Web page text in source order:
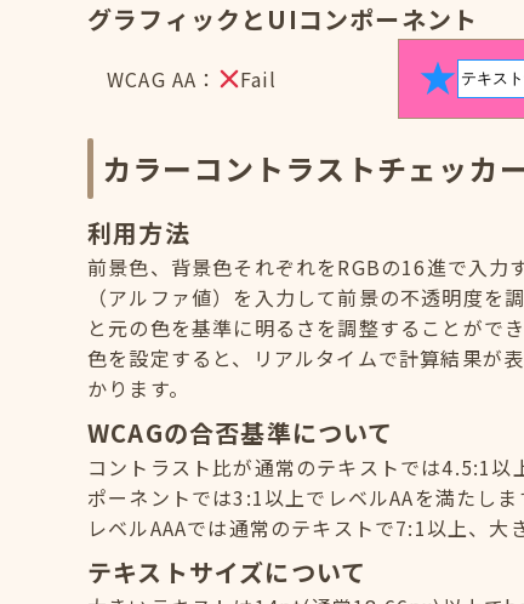
グラフィックとUIコンポーネント
WCAG AA： Fail
カラーコントラストチェッカ
利用方法
前景色、背景色それぞれをRGBの16進で入力
（アルファ値）を入力して前景の不透明度を
と元の色を基準に明るさを調整することができ
色を設定すると、リアルタイムで計算結果が
かります。
WCAGの合否基準について
コントラスト比が通常のテキストでは4.5:1
ポーネントでは3:1以上でレベルAAを満たしま
レベルAAAでは通常のテキストで7:1以上、大
テキストサイズについて